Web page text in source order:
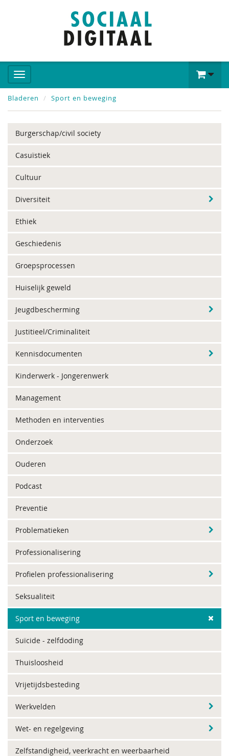
Bladeren Sport en beweging
Burgerschap/civil society
Casuïstiek
Cultuur
Diversiteit
Ethiek
Geschiedenis
Groepsprocessen
Huiselijk geweld
Jeugdbescherming
Justitieel/Criminaliteit
Kennisdocumenten
Kinderwerk - Jongerenwerk
Management
Methoden en interventies
Onderzoek
Ouderen
Podcast
Preventie
Problematieken
Professionalisering
Profielen professionalisering
Seksualiteit
Sport en beweging
Suïcide - zelfdoding
Thuisloosheid
Vrijetijdsbesteding
Werkvelden
Wet- en regelgeving
Zelfstandigheid, veerkracht en weerbaarheid